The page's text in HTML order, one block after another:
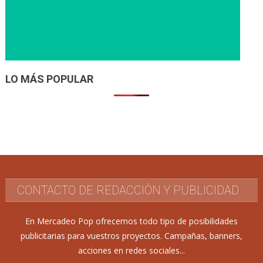
LO MÁS POPULAR
CONTACTO DE REDACCIÓN Y PUBLICIDAD
En Mercadeo Pop ofrecemos todo tipo de posibilidades
publicitarias para vuestros proyectos. Campañas, banners,
acciones en redes sociales...